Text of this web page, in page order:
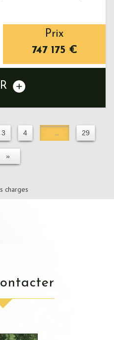
Prix
747 175 €
3 4 .. 29
»
charges